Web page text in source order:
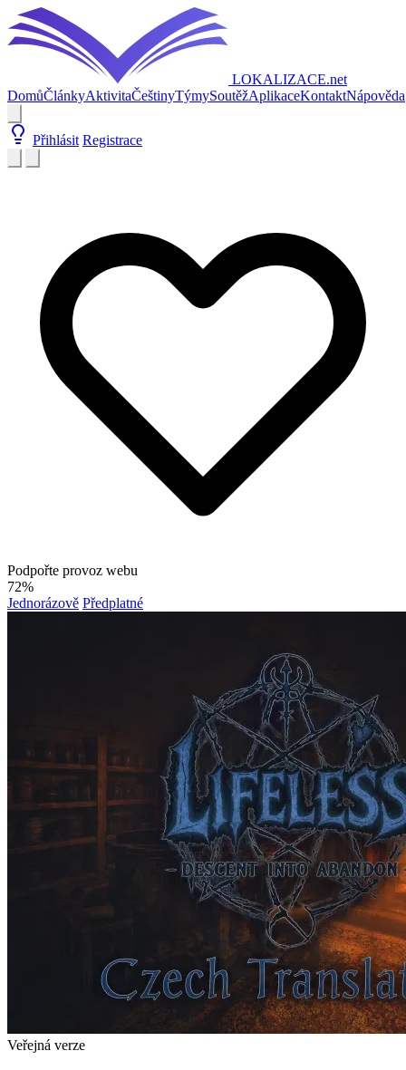
LOKALIZACE.net
DomůČlánkyAktivitaČeštinyTýmySoutěžAplikaceKontaktNápověda
Přihlásit Registrace
Podpořte provoz webu
72%
Jednorázově Předplatné
Veřejná verze